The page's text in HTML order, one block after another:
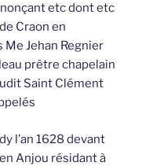
etc dont etc
Craon en
Jehan Regnier
prêtre chapelain
Saint Clément
l’an 1628 devant
Anjou résidant à